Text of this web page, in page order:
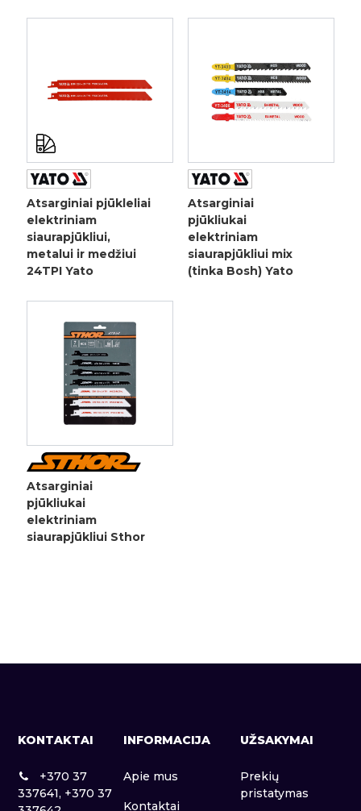
Atsarginiai pjūkleliai
elektriniam
siaurapjūkliui,
metalui ir medžiui
24TPI Yato
Atsarginiai
pjūkliukai
elektriniam
siaurapjūkliui mix
(tinka Bosh) Yato
Atsarginiai
pjūkliukai
elektriniam
siaurapjūkliui Sthor
KONTAKTAI
+370 37
337641, +370 37
INFORMACIJA
Apie mus
Kontaktai
UŽSAKYMAI
Prekių
pristatymas